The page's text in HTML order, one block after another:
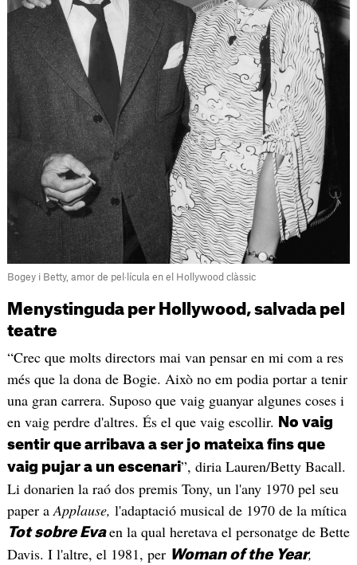
Bogey i Betty, amor de pel·lícula en el Hollywood clàssic
Menystinguda per Hollywood, salvada pel
teatre
“Crec que molts directors mai van pensar en mi com a res
més que la dona de Bogie. Això no em podia portar a tenir
una gran carrera. Suposo que vaig guanyar algunes coses i
en vaig perdre d'altres. És el que vaig escollir.
No vaig
sentir que arribava a ser jo mateixa fins que
vaig pujar a un escenari”, diria Lauren/Betty Bacall.
Li donarien la raó dos premis Tony, un l'any 1970 pel seu
paper a Applause, l'adaptació musical de 1970 de la mítica
Tot sobre Evaen la qual heretava el personatge de Bette
Davis. I l'altre, el 1981, per
Woman of the Year,